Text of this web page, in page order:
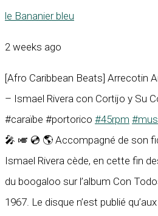
le Bananier bleu
2 weeks ago
[Afro Caribbean Beats] Arrecotin
– Ismael Rivera con Cortijo y Su
#caraïbe #portorico #45rpm
🎤 🎺 💿 🌎 Accompagné de son
Ismael Rivera cède, en cette fin
du boogaloo sur l’album Con
1967. Le disque n’est publié